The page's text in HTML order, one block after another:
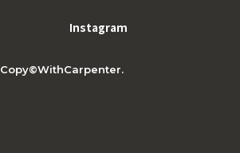
Instagram
Copy©WithCarpenter.